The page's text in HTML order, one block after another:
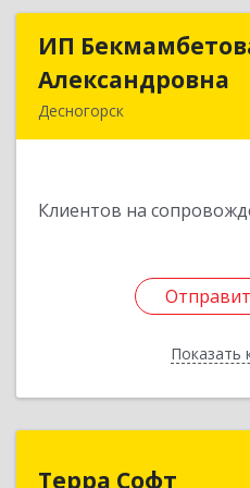
ИП
Александровна
Десногорск
Клиентов на
Показать
ИП
Терра Софт